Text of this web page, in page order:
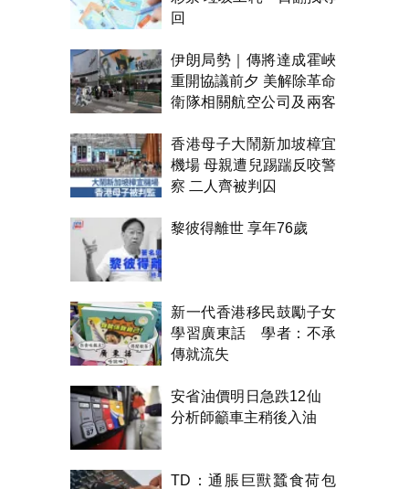
回
伊朗局勢｜傳將達成霍峽
重開協議前夕 美解除革命
衛隊相關航空公司及兩客
香港母子大鬧新加坡樟宜
機場 母親遭兒踢踹反咬警
察 二人齊被判囚
黎彼得離世 享年76歲
新一代香港移民鼓勵子女
學習廣東話 學者：不承
傳就流失
安省油價明日急跌12仙
分析師籲車主稍後入油
TD：通脹巨獸蠶食荷包